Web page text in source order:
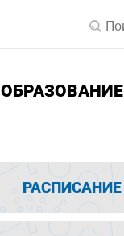
ОБРАЗОВАНИЕ
РАСПИСАНИЕ